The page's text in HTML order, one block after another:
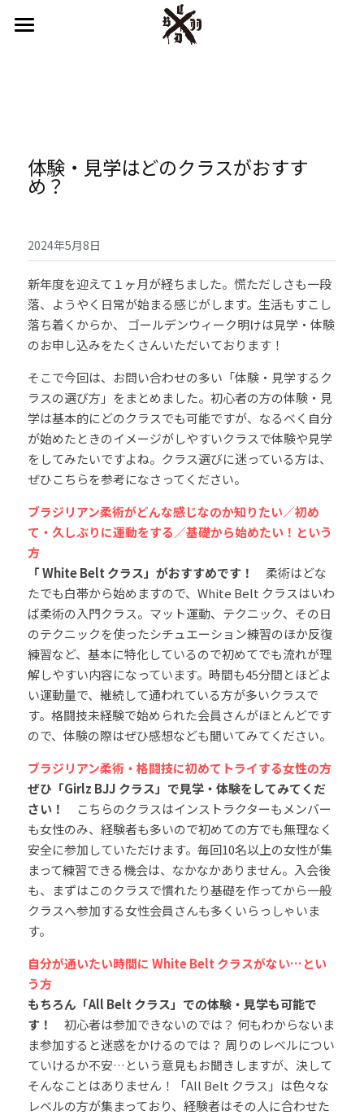
インストラクター
システム＆プライス
スケジュール
アクセス
キッズプログラム
体験・見学はどのクラスがおすす
め？
2024年5月8日
新年度を迎えて１ヶ月が経ちました。慌ただしさも一段
落、ようやく日常が始まる感じがします。生活もすこし
落ち着くからか、 ゴールデンウィーク明けは見学・体験
のお申し込みをたくさんいただいております！
そこで今回は、お問い合わせの多い「体験・見学するク
ラスの選び方」をまとめました。初心者の方の体験・見
学は基本的にどのクラスでも可能ですが、なるべく自分
が始めたときのイメージがしやすいクラスで体験や見学
をしてみたいですよね。クラス選びに迷っている方は、
ぜひこちらを参考になさってください。
ブラジリアン柔術がどんな感じなのか知りたい／初め
て・久しぶりに運動をする／基礎から始めたい！という
方
「 White Belt クラス」がおすすめです！
柔術はどな
たでも白帯から始めますので、White Belt クラスはいわ
ば柔術の入門クラス。マット運動、テクニック、その日
のテクニックを使ったシチュエーション練習のほか反復
練習など、基本に特化しているので初めてでも流れが理
解しやすい内容になっています。時間も45分間とほどよ
い運動量で、継続して通われている方が多いクラスで
す。格闘技未経験で始められた会員さんがほとんどです
ので、体験の際はぜひ感想なども聞いてみてください。
ブラジリアン柔術・格闘技に初めてトライする女性の方
ぜひ「Girlz BJJ クラス」で見学・体験をしてみてくだ
さい！
こちらのクラスはインストラクターもメンバー
も女性のみ、経験者も多いので初めての方でも無理なく
安全に参加していただけます。毎回10名以上の女性が集
まって練習できる機会は、なかなかありません。入会後
も、まずはこのクラスで慣れたり基礎を作ってから一般
クラスへ参加する女性会員さんも多くいらっしゃいま
す。
自分が通いたい時間に White Belt クラスがない…とい
う方
もちろん「All Belt クラス」での体験・見学も可能で
す！
初心者は参加できないのでは？ 何もわからないま
ま参加すると迷惑をかけるのでは？ 周りのレベルについ
ていけるか不安…という意見もお聞きしますが、決して
そんなことはありません！「All Belt クラス」は色々な
レベルの方が集まっており、経験者はその人に合わせた